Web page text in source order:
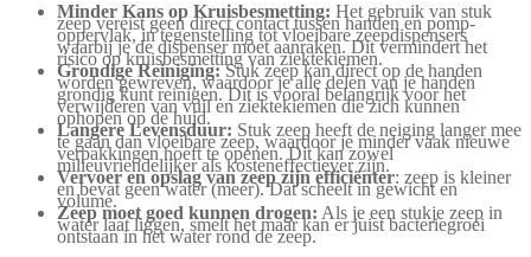
Minder Kans op Kruisbesmetting: Het gebruik van stuk
zeep vereist geen direct contact tussen handen en pomp-
oppervlak, in tegenstelling tot vloeibare zeepdispensers
waarbij je de dispenser moet aanraken. Dit vermindert het
risico op kruisbesmetting van ziektekiemen.
Grondige Reiniging:Stuk zeep kan direct op de handen
worden gewreven, waardoor je alle delen van je handen
grondig kunt reinigen. Dit is vooral belangrijk voor het
verwijderen van vuil en ziektekiemen die zich kunnen
ophopen op de huid.
Langere Levensduur: Stuk zeep heeft de neiging langer mee
te gaan dan vloeibare zeep, waardoor je minder vaak nieuwe
verpakkingen hoeft te openen. Dit kan zowel
milieuvriendelijker als kosteneffectiever zijn.
Vervoer en opslag van zeep zijn efficiënter: zeep is kleiner
en bevat geen water (meer). Dat scheelt in gewicht en
volume.
Zeep moet goed kunnen drogen: Als je een stukje zeep in
water laat liggen, smelt het maar kan er juist bacteriegroei
ontstaan in het water rond de zeep.